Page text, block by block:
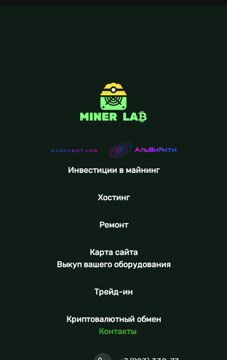
Инвестиции в майнинг
Хостинг
Ремонт
Карта сайта
Выкуп вашего оборудования
Трейд-ин
Криптовалютный обмен
Контакты